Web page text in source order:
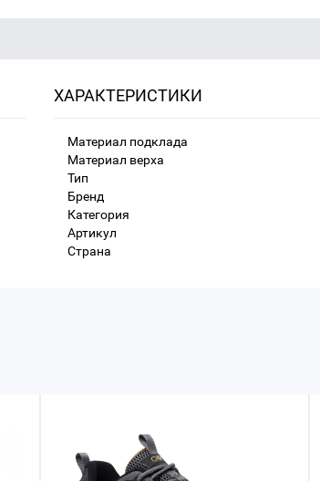
ХАРАКТЕРИСТИКИ
Материал подклада
Материал верха
Тип
Бренд
Категория
Артикул
Страна